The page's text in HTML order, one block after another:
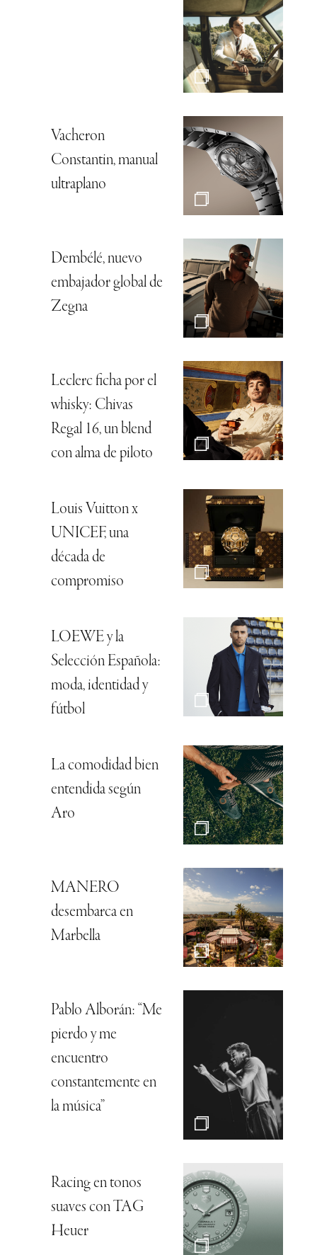
Vacheron
Constantin, manual
ultraplano
Dembélé, nuevo
embajador global de
Zegna
Leclerc ficha por el
whisky: Chivas
Regal 16, un blend
con alma de piloto
Louis Vuitton x
UNICEF, una
década de
compromiso
LOEWE y la
Selección Española:
moda, identidad y
fútbol
La comodidad bien
entendida según
Aro
MANERO
desembarca en
Marbella
Pablo Alborán: “Me
pierdo y me
encuentro
constantemente en
la música”
Racing en tonos
suaves con TAG
Heuer